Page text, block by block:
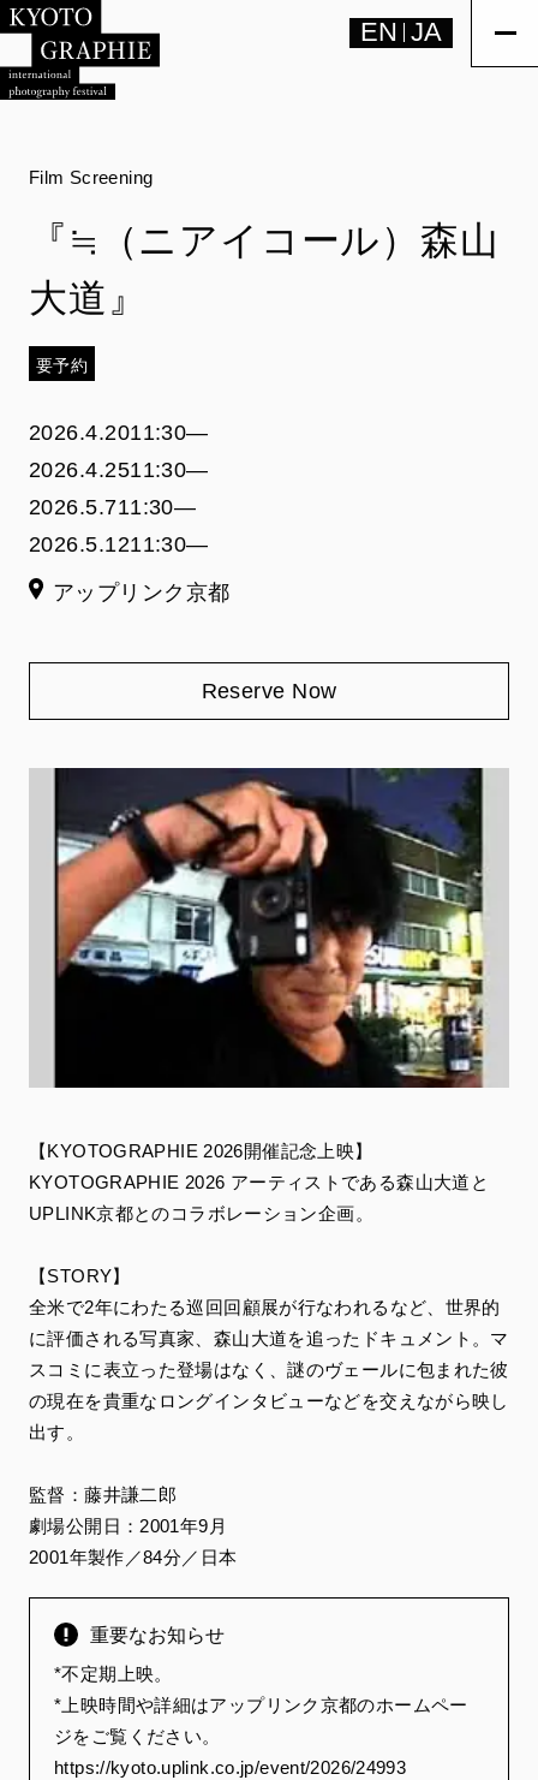
EN JA
Film Screening
『≒（ニアイコール）森山
大道』
要予約
2026.4.2011:30―
2026.4.2511:30―
2026.5.711:30―
2026.5.1211:30―
アップリンク京都
Reserve Now
【KYOTOGRAPHIE 2026開催記念上映】
KYOTOGRAPHIE 2026 アーティストである森山大道と
UPLINK京都とのコラボレーション企画。
【STORY】
全米で2年にわたる巡回回顧展が行なわれるなど、世界的
に評価される写真家、森山大道を追ったドキュメント。マ
スコミに表立った登場はなく、謎のヴェールに包まれた彼
の現在を貴重なロングインタビューなどを交えながら映し
出す。
監督：藤井謙二郎
劇場公開日：2001年9月
2001年製作／84分／日本
重要なお知らせ
*不定期上映。
*上映時間や詳細はアップリンク京都のホームペー
ジをご覧ください。
https://kyoto.uplink.co.jp/event/2026/24993